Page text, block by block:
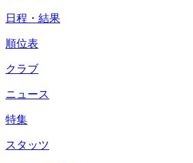
日程・結果
順位表
クラブ
ニュース
特集
スタッツ